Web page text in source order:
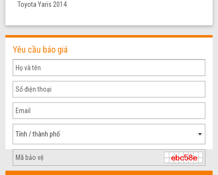
Toyota Yaris 2014
Yêu cầu báo giá
Tỉnh / thành phố